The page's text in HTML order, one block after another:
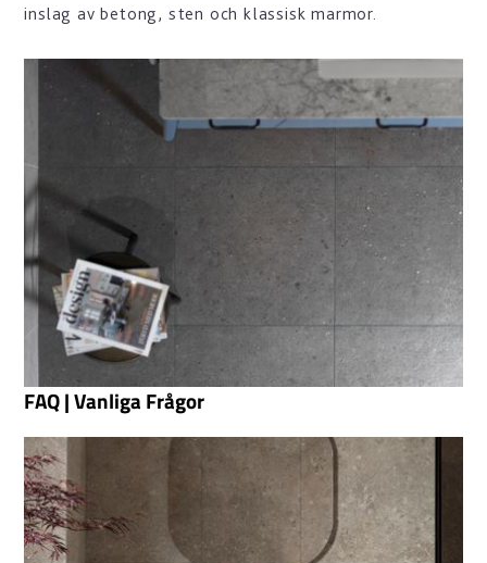
inslag av betong, sten och klassisk marmor.
FAQ | Vanliga Frågor